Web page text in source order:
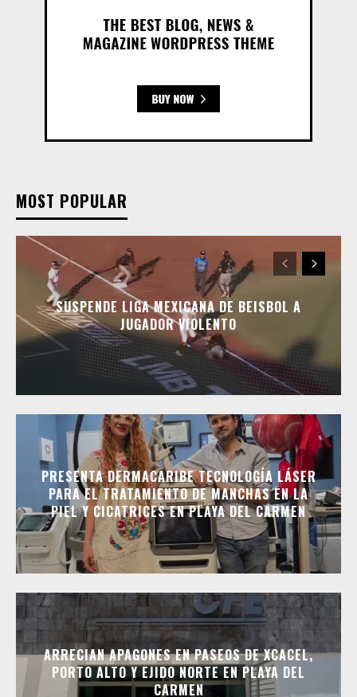
MOST POPULAR
SUSPENDE LIGA MEXICANA DE BEISBOL A
JUGADOR VIOLENTO
PRESENTA DERMACARIBE TECNOLOGÍA LÁSER
PARA EL TRATAMIENTO DE MANCHAS EN LA
PIEL Y CICATRICES EN PLAYA DEL CARMEN
ARRECIAN APAGONES EN PASEOS DE XCACEL,
PORTO ALTO Y EJIDO NORTE EN PLAYA DEL
CARMEN